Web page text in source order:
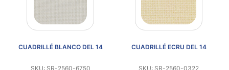
CUADRILLÉ BLANCO DEL 14
SKU: SR-2560-6750
CUADRILLÉ ECRU DEL 14
SKU: SR-2560-0322